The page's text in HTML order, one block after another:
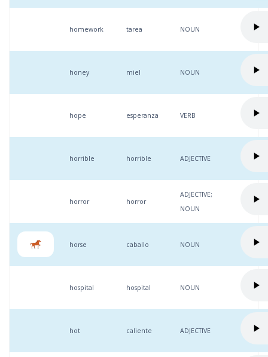
homework tarea NOUN
honey miel NOUN
hope esperanza VERB
horrible horrible ADJECTIVE
horror horror
ADJECTIVE;
NOUN
horse caballo NOUN
hospital hospital NOUN
hot caliente ADJECTIVE